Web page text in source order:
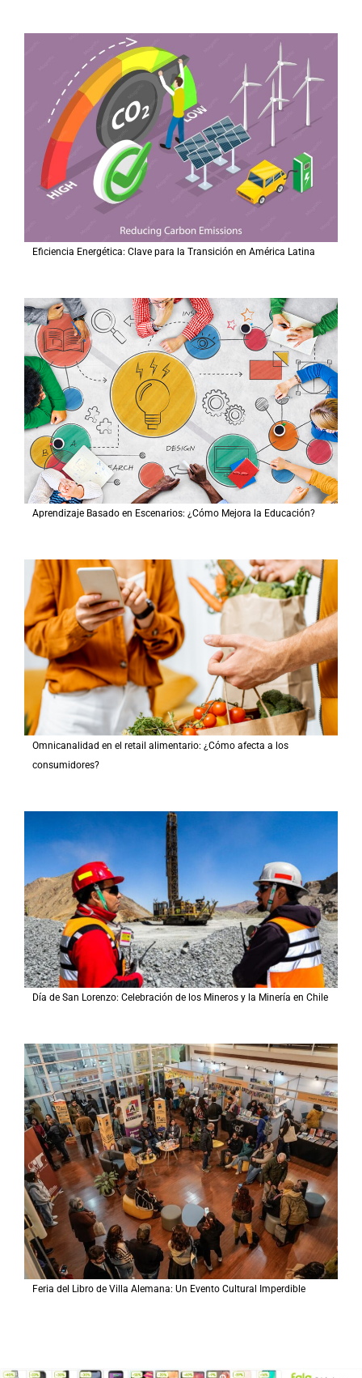
Eficiencia Energética: Clave para la Transición en América Latina
Aprendizaje Basado en Escenarios: ¿Cómo Mejora la Educación?
Omnicanalidad en el retail alimentario: ¿Cómo afecta a los
consumidores?
Día de San Lorenzo: Celebración de los Mineros y la Minería en Chile
Feria del Libro de Villa Alemana: Un Evento Cultural Imperdible